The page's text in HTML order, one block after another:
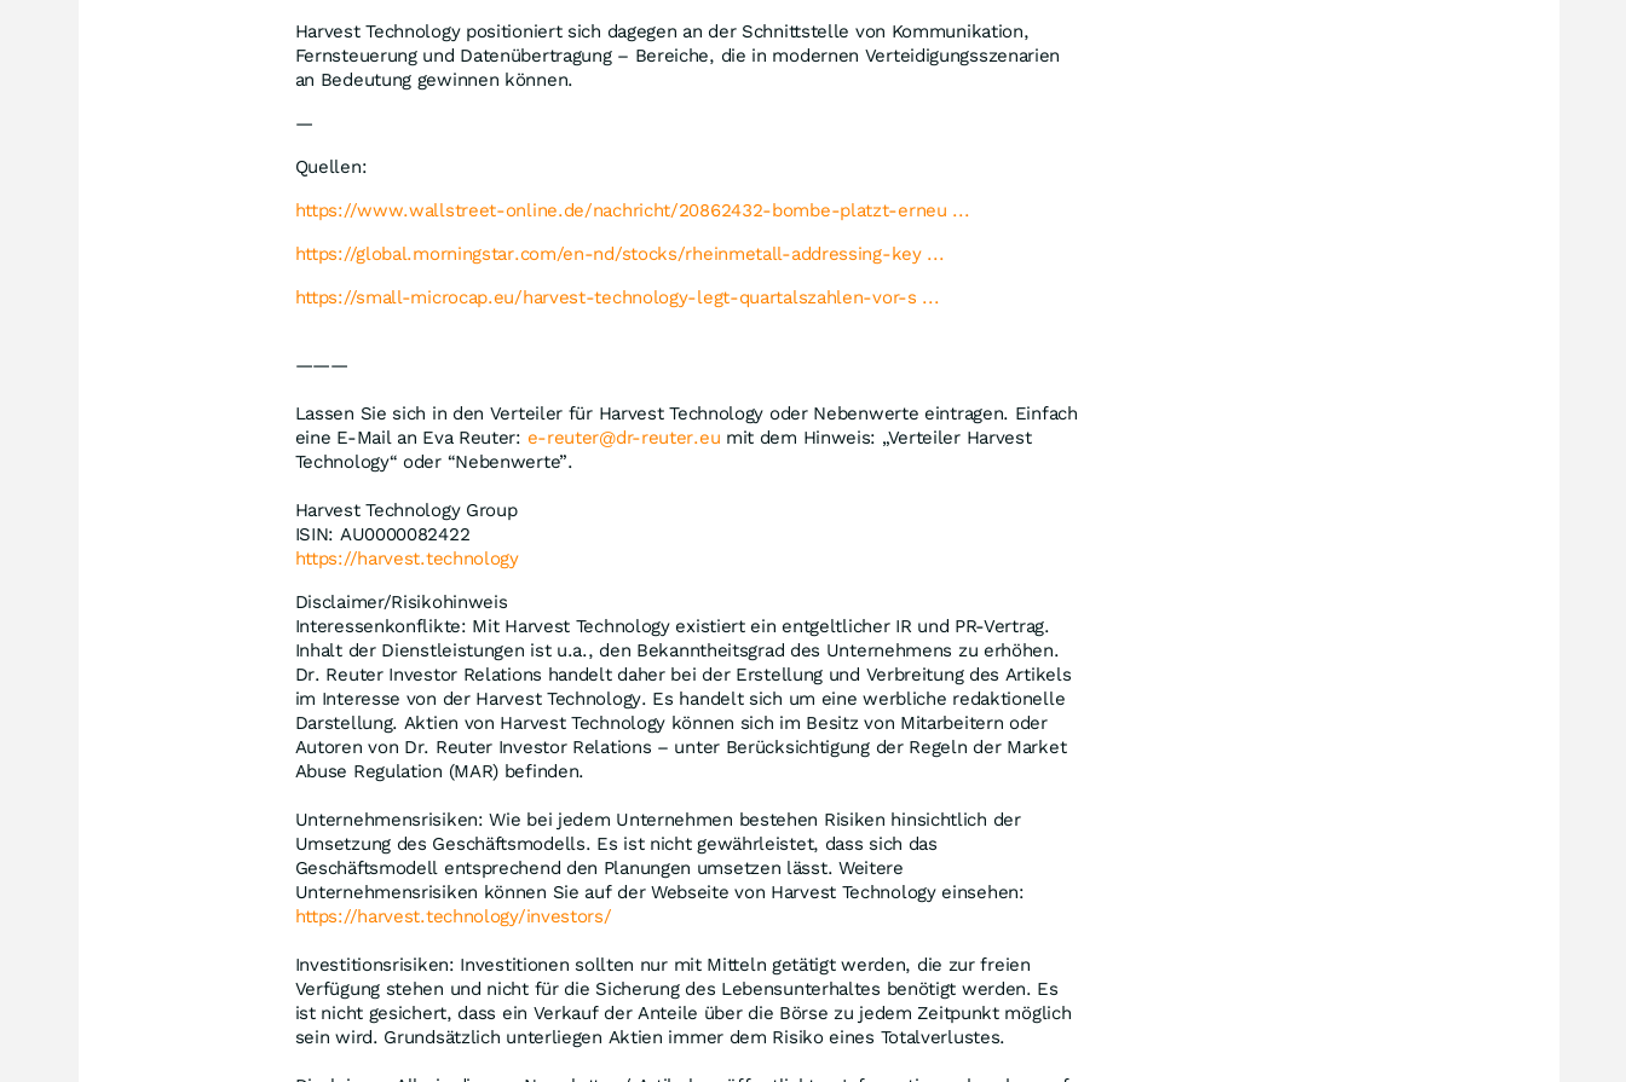
Harvest Technology positioniert sich dagegen an der Schnittstelle von Kommunikation,
Fernsteuerung und Datenübertragung – Bereiche, die in modernen Verteidigungsszenarien
an Bedeutung gewinnen können.
—
Quellen:
https://www.wallstreet-online.de/nachricht/20862432-bombe-platzt-erneu ...
https://global.morningstar.com/en-nd/stocks/rheinmetall-addressing-key ...
https://small-microcap.eu/harvest-technology-legt-quartalszahlen-vor-s ...
———
Lassen Sie sich in den Verteiler für Harvest Technology oder Nebenwerte eintragen. Einfach
eine E-Mail an Eva Reuter: e-reuter@dr-reuter.eu mit dem Hinweis: „Verteiler Harvest
Technology“ oder “Nebenwerte”.
Harvest Technology Group
ISIN: AU0000082422
https://harvest.technology
Disclaimer/Risikohinweis
Interessenkonflikte: Mit Harvest Technology existiert ein entgeltlicher IR und PR-Vertrag.
Inhalt der Dienstleistungen ist u.a., den Bekanntheitsgrad des Unternehmens zu erhöhen.
Dr. Reuter Investor Relations handelt daher bei der Erstellung und Verbreitung des Artikels
im Interesse von der Harvest Technology. Es handelt sich um eine werbliche redaktionelle
Darstellung. Aktien von Harvest Technology können sich im Besitz von Mitarbeitern oder
Autoren von Dr. Reuter Investor Relations – unter Berücksichtigung der Regeln der Market
Abuse Regulation (MAR) befinden.
Unternehmensrisiken: Wie bei jedem Unternehmen bestehen Risiken hinsichtlich der
Umsetzung des Geschäftsmodells. Es ist nicht gewährleistet, dass sich das
Geschäftsmodell entsprechend den Planungen umsetzen lässt. Weitere
Unternehmensrisiken können Sie auf der Webseite von Harvest Technology einsehen:
https://harvest.technology/investors/
Investitionsrisiken: Investitionen sollten nur mit Mitteln getätigt werden, die zur freien
Verfügung stehen und nicht für die Sicherung des Lebensunterhaltes benötigt werden. Es
ist nicht gesichert, dass ein Verkauf der Anteile über die Börse zu jedem Zeitpunkt möglich
sein wird. Grundsätzlich unterliegen Aktien immer dem Risiko eines Totalverlustes.